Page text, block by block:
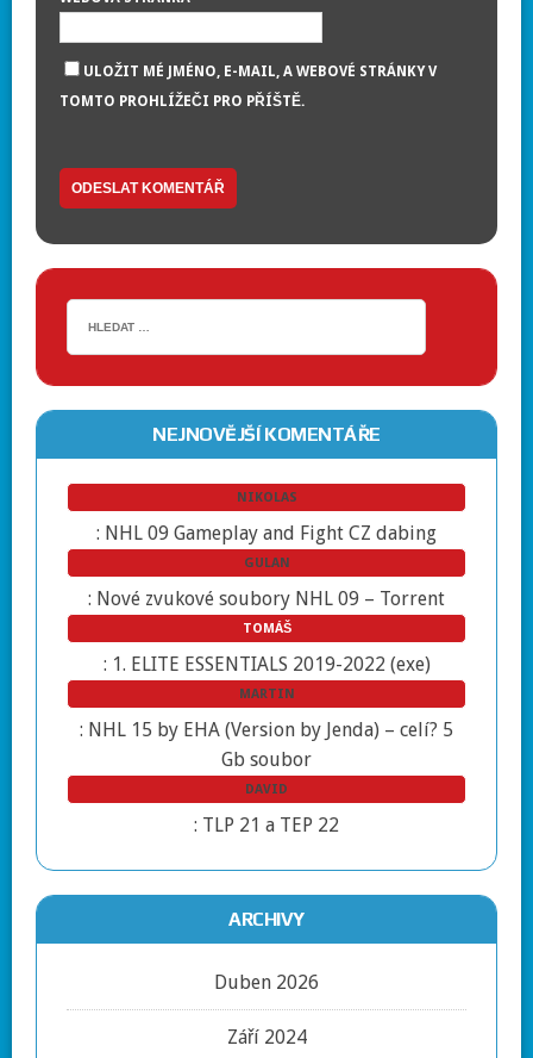
ULOŽIT MÉ JMÉNO, E-MAIL, A WEBOVÉ STRÁNKY V
TOMTO PROHLÍŽEČI PRO PŘÍŠTĚ.
NEJNOVĚJŠÍ KOMENTÁŘE
NIKOLAS
: NHL 09 Gameplay and Fight CZ dabing
GULAN
: Nové zvukové soubory NHL 09 – Torrent
TOMÁŠ
: 1. ELITE ESSENTIALS 2019-2022 (exe)
MARTIN
: NHL 15 by EHA (Version by Jenda) – celí? 5
Gb soubor
DAVID
: TLP 21 a TEP 22
ARCHIVY
Duben 2026
Září 2024